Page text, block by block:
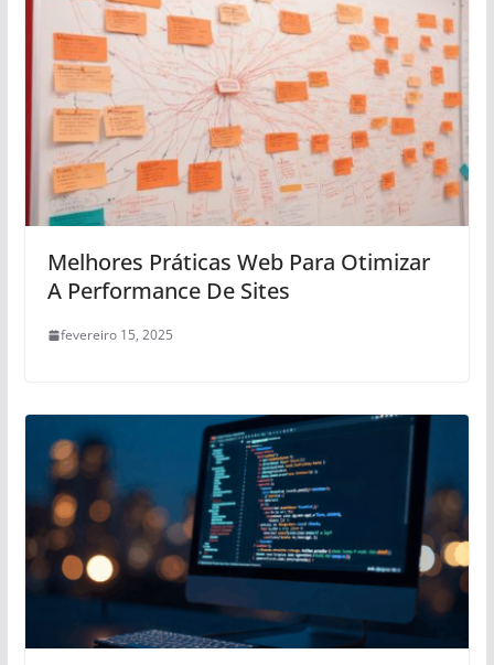
Melhores Práticas Web Para Otimizar
A Performance De Sites
fevereiro 15, 2025